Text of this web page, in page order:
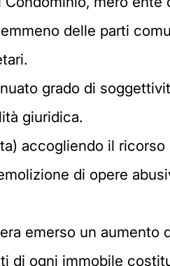
delle parti
grado di
giuridica.
accogliendo il ricorso
di opere
emerso un aumento
di ogni immobile